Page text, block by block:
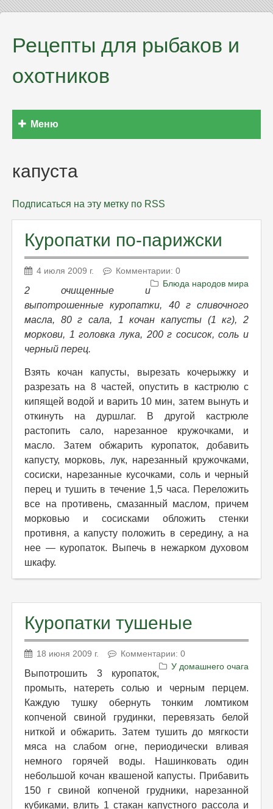
Рецепты для рыбаков и
охотников
Меню
капуста
Подписаться на эту метку по RSS
Куропатки по-парижски
4 июля 2009 г.
Комментарии: 0
Блюда народов мира
2 очищенные и
выпотрошенные куропатки, 40 г сливочного
масла, 80 г сала, 1 кочан капусты (1 кг), 2
моркови, 1 головка лука, 200 г сосисок, соль и
черный перец.
Взять кочан капусты, вырезать кочерыжку и
разрезать на 8 частей, опустить в кастрюлю с
кипящей водой и варить 10 мин, затем вынуть и
откинуть на дуршлаг. В другой кастрюле
растопить сало, нарезанное кружочками, и
масло. Затем обжарить куропаток, добавить
капусту, морковь, лук, нарезанный кружочками,
сосиски, нарезанные кусочками, соль и черный
перец и тушить в течение 1,5 часа. Переложить
все на противень, смазанный маслом, причем
морковью и сосисками обложить стенки
противня, а капусту положить в середину, а на
нее — куропаток. Выпечь в нежарком духовом
шкафу.
Куропатки тушеные
18 июня 2009 г.
Комментарии: 0
У домашнего очага
Выпотрошить 3 куропаток,
промыть, натереть солью и черным перцем.
Каждую тушку обернуть тонким ломтиком
копченой свиной грудинки, перевязать белой
ниткой и обжарить. Затем тушить до мягкости
мяса на слабом огне, периодически вливая
немного горячей воды. Нашинковать один
небольшой кочан квашеной капусты. Прибавить
150 г свиной копченой грудники, нарезанной
кубиками, влить 1 стакан капустного рассола и